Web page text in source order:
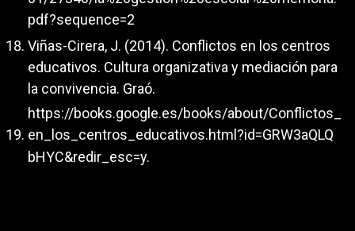
pdf?sequence=2
Viñas-Cirera, J. (2014). Conflictos en los centros
educativos. Cultura organizativa y mediación para
la convivencia. Graó.
https://books.google.es/books/about/Conflictos_
en_los_centros_educativos.html?id=GRW3aQLQ
bHYC&redir_esc=y.